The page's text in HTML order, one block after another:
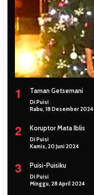
1 Taman Getsemani
Di Puisi
Rabu, 18 Desember 2024
2 Koruptor Mata Iblis
Di Puisi
Kamis, 20 Juni 2024
3 Puisi-Puisiku
Di Puisi
Minggu, 28 April 2024